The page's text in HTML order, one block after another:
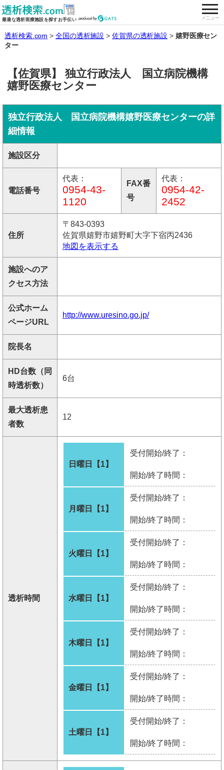
最適な透析医療施設を探すお手伝い メニュー
全国の透析施設を検索する
透析検索.com 全国の透析施設 佐賀県の透析施設
嬉野医療セン
ター
【佐賀県】 独立行政法人 国立病院機構
嬉野医療センター
独立行政法人 国立病院機構嬉野医療センターの詳
細情報
施設区分
電話番号
代表：
0954-43-
1120
FAX番
号
代表：
0954-42-
2452
住所
〒843-0393
佐賀県嬉野市嬉野町大字下宿丙2436
地図を表示する
施設へのア
クセス方法
公式ホーム
ページURL
http://www.uresino.go.jp/
院長名
HD台数（同
時透析数）
6台
最大透析患
者数
12
透析時間
日曜日【1】
受付開始/終了：
開始/終了時間：
月曜日【1】
受付開始/終了：
開始/終了時間：
火曜日【1】
受付開始/終了：
開始/終了時間：
水曜日【1】
受付開始/終了：
開始/終了時間：
木曜日【1】
受付開始/終了：
開始/終了時間：
金曜日【1】
受付開始/終了：
開始/終了時間：
土曜日【1】
受付開始/終了：
開始/終了時間：